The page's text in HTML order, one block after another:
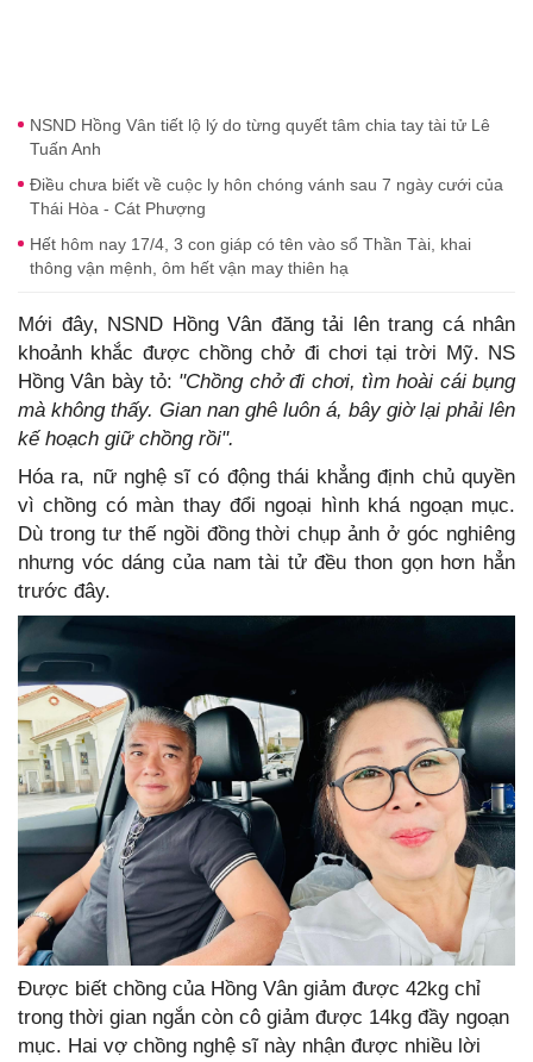
NSND Hồng Vân tiết lộ lý do từng quyết tâm chia tay tài tử Lê
Tuấn Anh
Điều chưa biết về cuộc ly hôn chóng vánh sau 7 ngày cưới của
Thái Hòa - Cát Phượng
Hết hôm nay 17/4, 3 con giáp có tên vào sổ Thần Tài, khai
thông vận mệnh, ôm hết vận may thiên hạ
Mới đây, NSND Hồng Vân đăng tải lên trang cá nhân
khoảnh khắc được chồng chở đi chơi tại trời Mỹ. NS
Hồng Vân bày tỏ: "Chồng chở đi chơi, tìm hoài cái bụng
mà không thấy. Gian nan ghê luôn á, bây giờ lại phải lên
kế hoạch giữ chồng rồi".
Hóa ra, nữ nghệ sĩ có động thái khẳng định chủ quyền
vì chồng có màn thay đổi ngoại hình khá ngoạn mục.
Dù trong tư thế ngồi đồng thời chụp ảnh ở góc nghiêng
nhưng vóc dáng của nam tài tử đều thon gọn hơn hẳn
trước đây.
Được biết chồng của Hồng Vân giảm được 42kg chỉ
trong thời gian ngắn còn cô giảm được 14kg đầy ngoạn
mục. Hai vợ chồng nghệ sĩ này nhận được nhiều lời